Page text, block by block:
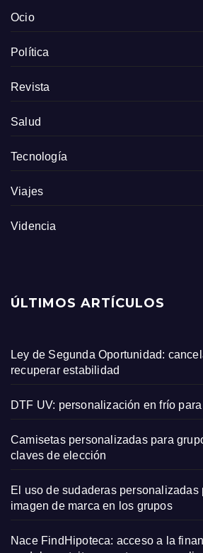
Ocio
Política
Revista
Salud
Tecnología
Viajes
Videncia
ÚLTIMOS ARTÍCULOS
Ley de Segunda Oportunidad:
recuperar estabilidad
DTF UV: personalización en frío
Camisetas personalizadas para
claves de elección
El uso de sudaderas personalizadas
imagen de marca en los grupos
Nace FindHipoteca: acceso a la